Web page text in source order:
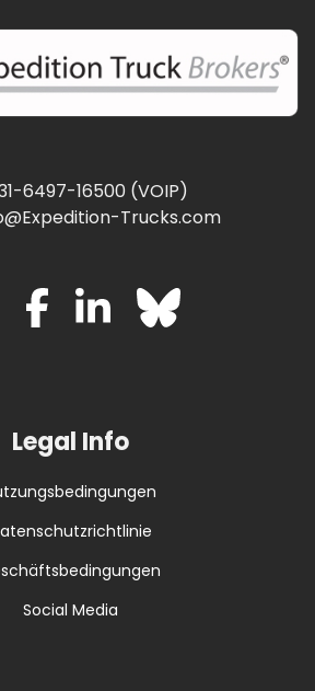
6497-16500 (VOIP)
Trucks.com
Legal Info
Social Media